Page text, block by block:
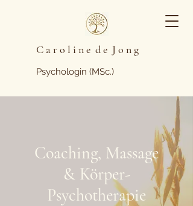
C a r o l i n e d e J o n g
Psychologin (MSc.)
Coaching, Massage
& Körper-
Psychotherapie